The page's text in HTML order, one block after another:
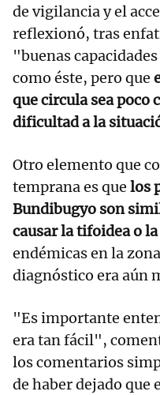
de vigilancia y el
reflexionó, tras
"buenas
como éste, pero que
que circula sea poco
dificultad a la
Otro elemento que
temprana es que los
Bundibugyo son
causar la tifoidea o
endémicas en la
diagnóstico era aún
"Es importante
era tan fácil",
los comentarios
de haber dejado que